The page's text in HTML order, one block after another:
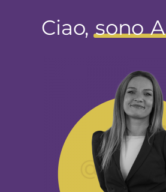
Ciao,sono